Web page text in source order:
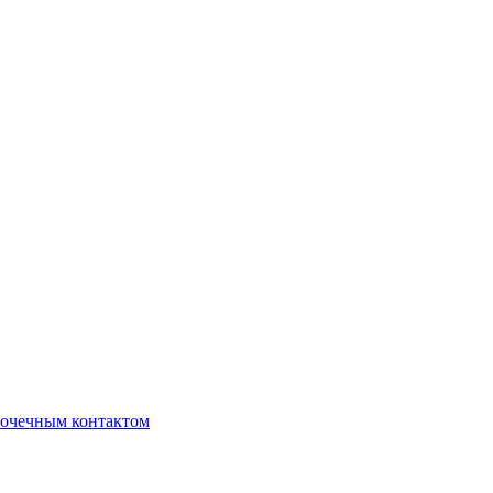
контактом